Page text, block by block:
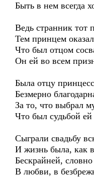
Быть в нем всегда
Ведь странник тот
Тем принцем
Что был отцом
Он ей во всем
Была отцу
Безмерно
За то, что выбрал
Что был судьбой
Сыграли свадьбу
И жизнь была, как в
Бескрайней,
В любви, в